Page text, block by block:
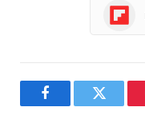
FacebookTwitter